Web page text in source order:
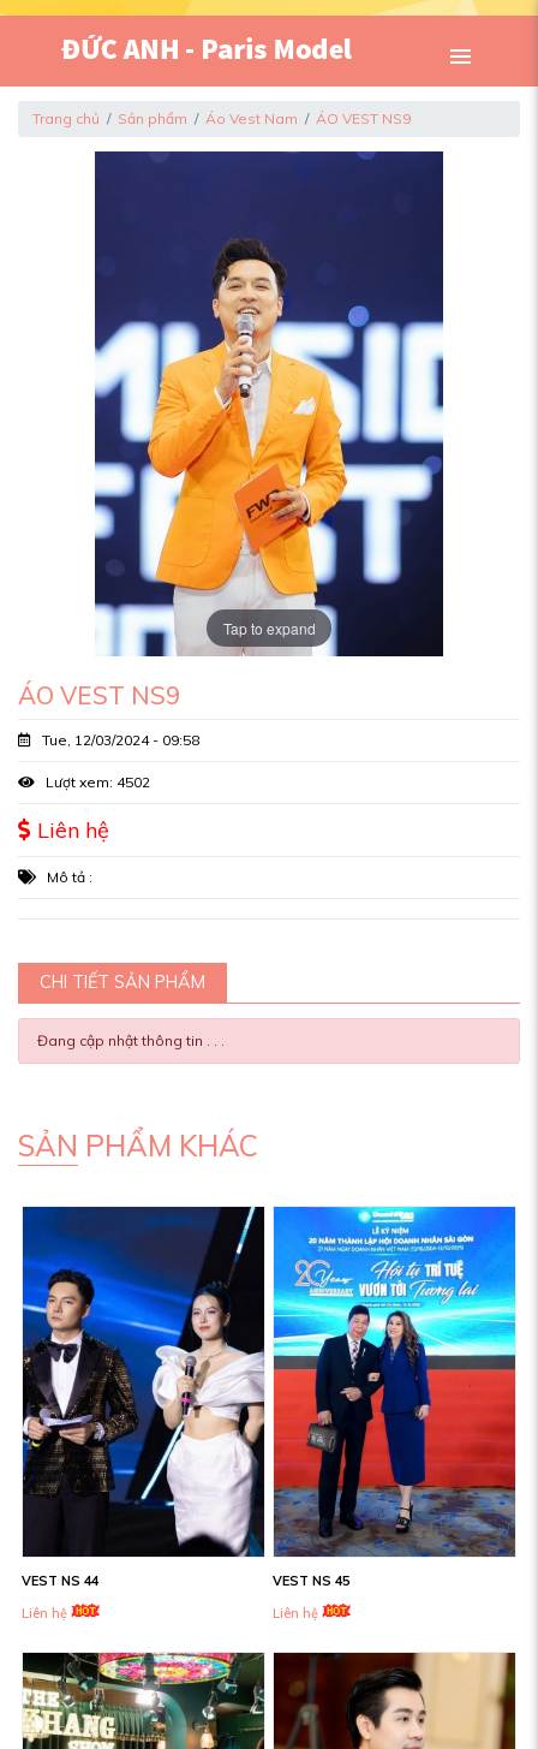
Trang chủ Sản phẩm Áo Vest Nam ÁO VEST NS9
Tap to expand
ÁO VEST NS9
Tue, 12/03/2024 - 09:58
Lượt xem: 4502
Liên hệ
Mô tả :
CHI TIẾT SẢN PHẨM
Đang cập nhật thông tin . . .
SẢN PHẨM KHÁC
VEST NS 44
Liên hệ
VEST NS 45
Liên hệ